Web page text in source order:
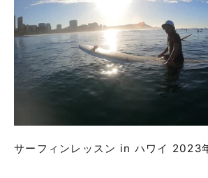
サーフィンレッスン in ハワイ 2023